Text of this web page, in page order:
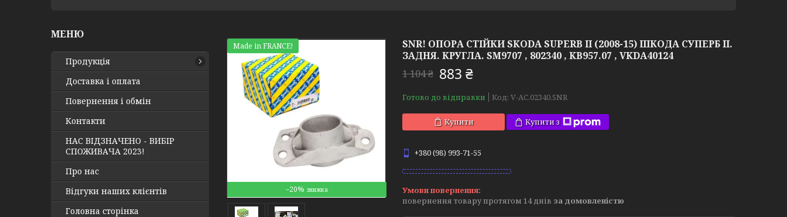
–20%
Made in FRANCE!
SNR! ОПОРА СТІЙКИ SKODA SUPERB II (2008-15) ШКОДА СУПЕРБ II.
ЗАДНЯ. КРУГЛА. SM9707 , 802340 , KB957.07 , VKDA40124
1 104 ₴ 883 ₴
Готово до відправки Код: V-AC.02340.SNR
Купити Купити з
+380 (98) 993-71-55
повернення товару протягом 14 днів за домовленістю
Продукція
Доставка і оплата
Повернення і обмін
Контакти
НАС ВІДЗНАЧЕНО - ВИБІР
СПОЖИВАЧА 2023!
Про нас
Відгуки наших клієнтів
Головна сторінка